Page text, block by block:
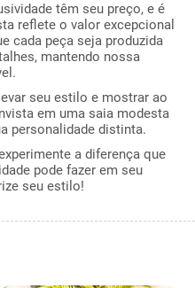
têm seu preço, e é
reflete o valor excepcional
cada peça seja produzida
mantendo nossa
seu estilo e mostrar ao
em uma saia modesta
personalidade distinta.
a diferença que
pode fazer em seu
seu estilo!